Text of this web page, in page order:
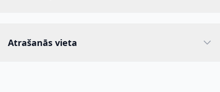
Atrašanās vieta